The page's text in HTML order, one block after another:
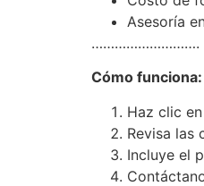
Asesoría
……………………….
Cómo funciona:
Haz clic
Revisa las
Incluye el